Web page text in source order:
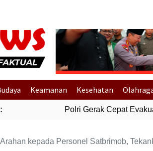
Previous
Keamanan Kesehatan
Polri Gerak Cepat
kepada Personel Satbrimob,